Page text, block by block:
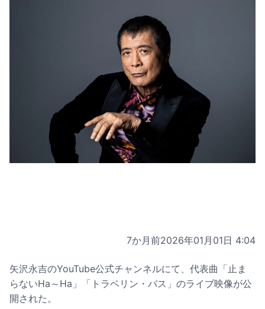
7か月前2026年01月01日 4:04
矢沢永吉のYouTube公式チャンネルにて、代表曲「止ま
らないHa～Ha」「トラベリン・バス」のライブ映像が公
開された。